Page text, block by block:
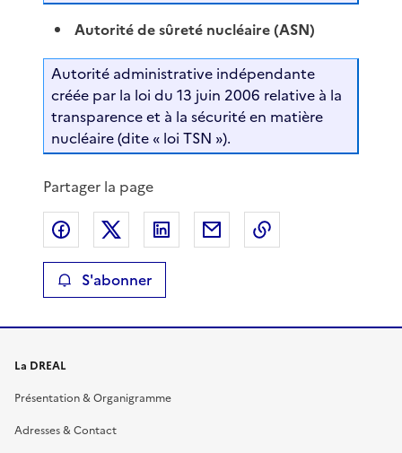
Autorité de sûreté nucléaire (ASN)
Autorité administrative indépendante
créée par la loi du 13 juin 2006 relative à la
transparence et à la sécurité en matière
nucléaire (dite « loi TSN »).
Partager la page
Partager sur Facebook
Partager sur XPartager sur LinkedIn
Partager par email
S'abonner
La DREAL
Présentation & Organigramme
Adresses & Contact